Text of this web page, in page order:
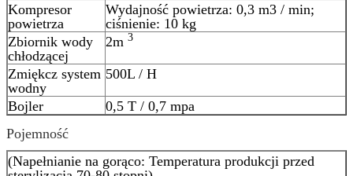
Kompresor
powietrza
Wydajność powietrza: 0,3 m3 / min;
ciśnienie: 10 kg
Zbiornik wody
chłodzącej
2m 3
Zmiękcz system
wodny
500L / H
Bojler
0,5 T / 0,7 mpa
Pojemność
(Napełnianie na gorąco: Temperatura produkcji przed